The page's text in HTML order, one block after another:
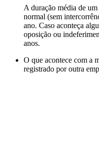
A duração média de
normal (sem
ano. Caso aconteça
oposição ou
anos.
O que acontece com a
registrado por outra